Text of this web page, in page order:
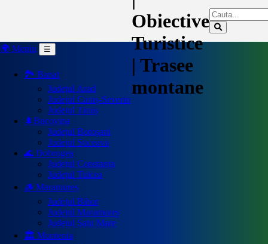
Obiective
Turistice
| Trasee
montane
🌍 Meniu ☰
🏞️ Banat
Județul Arad
Județul Caraș-Severin
Județul Timiș
🌲Bucovina
Județul Botoșani
Județul Suceava
🌊 Dobrogea
Județul Constanța
Județul Tulcea
🪵 Maramureș
Județul Bihor
Județul Maramureș
Județul Satu Mare
🏛️ Muntenia